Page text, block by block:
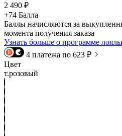
2 490 ₽
+74 Балла
Баллы начисляются за
момента получения заказа
Узнать больше о программе
4 платежа по 623 ₽
Цвет
т.розовый